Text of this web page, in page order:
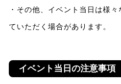
・その他、イベント当日は様
ていただく場合があります。
イベント当日の注意事項